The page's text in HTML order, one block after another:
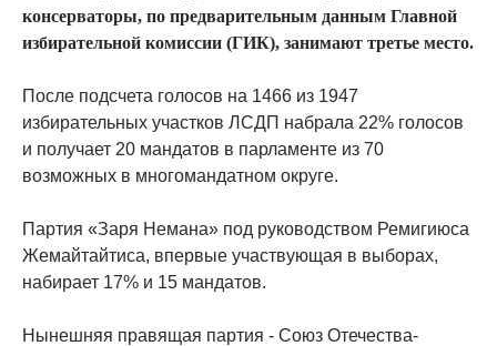
консерваторы, по предварительным данным Главной
избирательной комиссии (ГИК), занимают третье место.
После подсчета голосов на 1466 из 1947
избирательных участков ЛСДП набрала 22% голосов
и получает 20 мандатов в парламенте из 70
возможных в многомандатном округе.
Партия «Заря Немана» под руководством Ремигиюса
Жемайтайтиса, впервые участвующая в выборах,
набирает 17% и 15 мандатов.
Нынешняя правящая партия - Союз Отечества-